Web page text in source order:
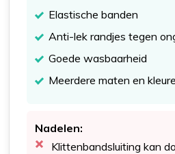
Elastische banden
Anti-lek randjes tegen
Goede wasbaarheid
Meerdere maten en
Nadelen:
Klittenbandsluiting kan